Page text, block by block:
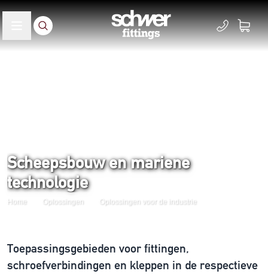
Scheepsbouw en mariene
technologie
Home Oplossingen Oplossingen voor de industrie
Toepassingsgebieden voor fittingen,
schroefverbindingen en kleppen in de respectieve